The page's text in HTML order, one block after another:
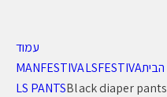
עמוד
הבית
MANFESTIVALSFESTIVA
LS PANTSBlack diaper pants